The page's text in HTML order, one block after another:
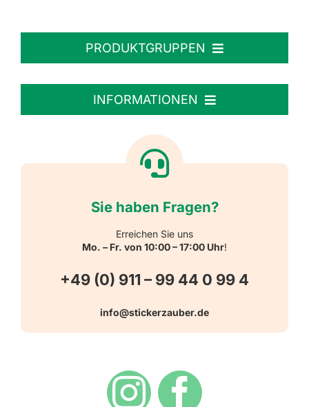
PRODUKTGRUPPEN
Personalisierte Aufkleber
Reflektierende Aufkleber
Warn-, Gebots-, Verbots- und
Hinweisaufkleber
INFORMATIONEN
Versandarten
Sie haben Fragen?
Erreichen Sie uns
Mo. – Fr. von 10:00 – 17:00 Uhr!
+49 (0) 911 – 99 44 0 99 4
info@stickerzauber.de